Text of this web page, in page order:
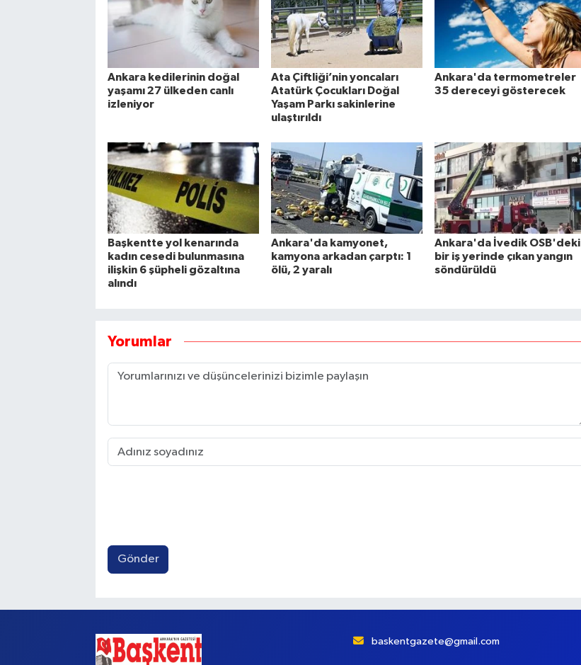
Ankara kedilerinin doğal
yaşamı 27 ülkeden canlı
izleniyor
Ata Çiftliği’nin yoncaları
Atatürk Çocukları Doğal
Yaşam Parkı sakinlerine
ulaştırıldı
Ankara'da termometreler
35 dereceyi gösterecek
Başkentte yol kenarında
kadın cesedi bulunmasına
ilişkin 6 şüpheli gözaltına
alındı
Ankara'da kamyonet,
kamyona arkadan çarptı: 1
ölü, 2 yaralı
Ankara'da İvedik OSB'deki
bir iş yerinde çıkan yangın
söndürüldü
Yorumlar
Gönder
baskentgazete@gmail.com